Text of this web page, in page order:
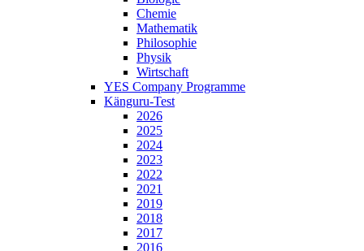
Chemie
Mathematik
Philosophie
Physik
Wirtschaft
YES Company Programme
Känguru-Test
2026
2025
2024
2023
2022
2021
2019
2018
2017
2016